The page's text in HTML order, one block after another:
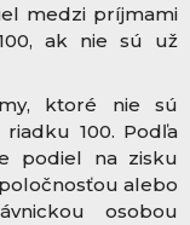
medzi príjmami
ak nie sú už
ktoré nie sú
100. Podľa
podiel na zisku
alebo
osobou